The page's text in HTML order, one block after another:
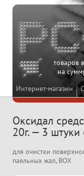
Интернет-магазин
товаров
на
Оксидал
20г. — 3 штуки
для очистки
паяльных жал, BOX